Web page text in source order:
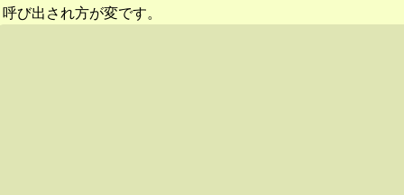
呼び出され方が変です。